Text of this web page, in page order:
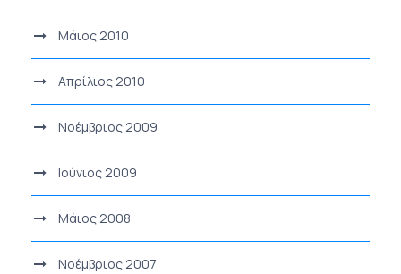
Μάιος 2010
Απρίλιος 2010
Νοέμβριος 2009
Ιούνιος 2009
Μάιος 2008
Νοέμβριος 2007